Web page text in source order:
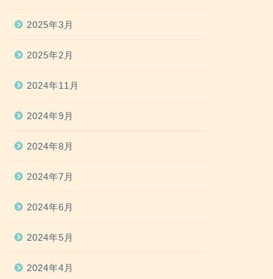
2025年3月
2025年2月
2024年11月
2024年9月
2024年8月
2024年7月
2024年6月
2024年5月
2024年4月